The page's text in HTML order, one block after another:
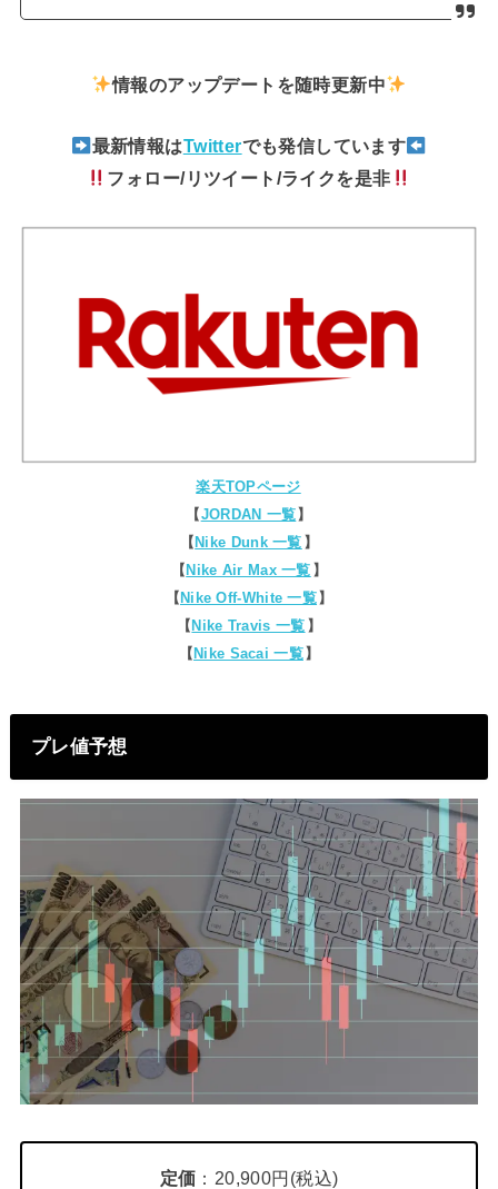
情報のアップデートを随時更新中
最新情報はTwitterでも発信しています
フォロー/リツイート/ライクを是非
楽天TOPページ
【 JORDAN 一覧 】
【 Nike Dunk 一覧 】
【 Nike Air Max 一覧 】
【 Nike Off-White 一覧 】
【 Nike Travis 一覧 】
【 Nike Sacai 一覧 】
プレ値予想
定価 ：20,900円(税込)